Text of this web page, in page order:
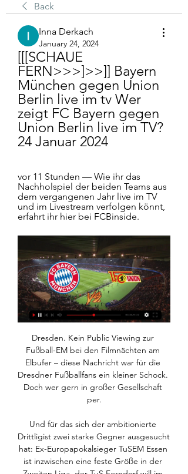
Back
Inna Derkach
January 24, 2024
[[[SCHAUE
FERN>>>]>>]] Bayern
München gegen Union
Berlin live im tv Wer
zeigt FC Bayern gegen
Union Berlin live im TV?
24 Januar 2024
vor 11 Stunden — Wie ihr das
Nachholspiel der beiden Teams aus
dem vergangenen Jahr live im TV
und im Livestream verfolgen könnt,
erfahrt ihr hier bei FCBinside.
Dresden. Kein Public Viewing zur Fußball-EM bei den Filmnächten am Elbufer – diese Nachricht war für die Dresdner Fußballfans ein kleiner Schock. Doch wer gern in großer Gesellschaft per.

Und für das sich der ambitionierte Drittligist zwei starke Gegner ausgesucht hat: Ex-Europapokalsieger TuSEM Essen ist inzwischen eine feste Größe in der Zweiten Liga, der TuS Ferndorf will im.

Spvg. Meiderich 06/95 Tura 88 Duisburg SV RW Mülheim SGP Oberlohberg DJK Vierlinden Rheinland Hamborn Glückauf Möllen Mülheimer FC Vatangücü Genc Osman Duisburg Mülheimer SV 07 SF Hamborn 07 Viktoria Buchholz SW Alstaden Concordia…

PAX bedeutet, die Geschichte der Menschheit als Geschichte des Fortschritts zu begreifen, in der die Revolution Tradition hat. „Es ist wichtig, zur See zu fahren.“ Brechen Sie mit der Sparkasse OÖ Visualisierten Klangwolke 2018 zu neuen Ufern auf und begeben Sie sich auf eine mitreißende Reise durch Vergangenheit, Gegenwart und Zukunft!

Bis zu 30% sparen - u.a. zwei Europapokal-Spiele gratis!Du willst deinen persönlichen Platz im Telekom Dome haben, exklusive Events rum um deine Lieblingsmannschaft erleben und dir dabei noch einen. Angebot gilt bis zum 1.9.2019Zwei Wochen vor dem offiziellen Verkaufsstart könnt ihr ab sofort

[LIVE*] Bayern gegen Union im Live-Stream Thomas vor 1 Stunde — Live im TV und Online-Stream: So könnt ihr die Bundesliga-Partie zwischen Union Berlin und dem FC Bayern München am 5. Spieltag sehen.

Je länger das erste Drittel dauerte, umso ungefährlicher wurden die Angriffsbemühungen der Haie. Dem ERCI gelang es, die Kölner auf den Außenbahnen zu halten. Selbst tauchten sie regelmäßig.

Für Bremen geht es um den Anschluss an die internationalen Startplätze. Für Wetten auf das Schlagerspiel Borussia Dortmund gegen Werder Bremen gibt es zahlreiche Spezialaktionen der Sportwetten Anbieter. Wir erklären Ihnen, wo Sie die Mega-Quoten bekommen. Dortmund geht als Favorit in das Duell mit Bremen.

Alle Infos zu FC Bayern vs. 1. FC Union Berlin 30.11.2023 — FC Union Berlin könnt Ihr am Samstag um 15:30 Uhr beim Pay-TV-Sender Sky live verfolgen. Wie kann ich das Spiel auf fcbayern.com und in der App ...

Siege Enugu Rangers 9 Siege Kwara United 5 Unentschieden: 3 Torverhältnis 19 : 12 Letzte Spiele. 08.05.2019 17:00. Enugu Rangers. Enugu Rangers. 1:0. Kwara.

(Live-PR.com) 'Natürlich wollen wir weiter sportlich und wirtschaftlich gesund wachsen', so das Fazit der Abschluss-Pressekonferenz des HC Erlangen mit Dr. Carsten Bissel, dem Aufsichtsrats-Vorsitzenden und René Selke, HC-Geschäftsführer sowie Kevin Schmidt, dem Sportlichen Leiter der erfolgreichen Franken.

Haarscharf am Finale vorbei! Österreichs größte Erfolg im Fed Cup waren das Erreichen des „Final Four“ in den Jahren 2002 und 2004: Beim Debüt von Kapitän Alfred Tesar schlug Barbara Schwartz in der ersten Runde auswärts gegen die USA Monica Seles in zwei Sätzen, Evelyn Fauth sorgte gegen die verletzte Jennifer Capriati für den.

DSC4ever.de - Die Seite rund um den DSC Arminia Bielefeld. Auf DSC4ever.de bieten wir Ihnen aktuelle News, Spielberichte und Informationen rund um den DSC Arminia Bielefeld. Diskutieren Sie in zahlreichen Themen, in unserer großen Community, rund um den DSC Arminia Bielefeld.

Der erst 16-Jährige Ansu Fait trumpfte in Abwesenheit von Lionel Messi beim FC Barcelona groß auf. Auch in der Champions League gegen Borussia Dortmund könnte ihm eine Schlüsselrolle zufallen.

Spiel- und Sport-Vereine Mureck - sichten Sie alle Firmen und Unternehmen mit Adresse, Telefonnummer und ★ Bewertungen. Das Stadtbranchenbuch für Mureck zeigt Ihnen aktuell ᐅ 100 Einträge.

FC Bayern gegen Union Berlin im TV, Liveticker und vor 2 Stunden — Der FC Bayern trifft auf Union Berlin. TV, Stream oder Ticker – so können Sie das Spiel der Münchner live verfolgen.

Erich Berko kommt für Marvin Mehlem (SV Darmstadt 98) Der zweite Wechsel im Spiel bei unseren Lilien. Berko ersetzt Mehlem reiht sich aber auf der gleichen Position ein.

Bundesliga: Bayern München – Union Berlin live im TV 24.02.2023 — Am 22. Bundesliga-Spieltag treffen zwei Top-Klubs der Liga aufeinander. So sehen Sie Bayern München gegen Union Berlin live im TV und ...

Mit über 300 Orgeln aller Größen und Epochen zählt Hamburg zu den führenden Orgelstädten der Welt. Aus Anlass des 300. Todestages des bedeutenden Hamburger Orgelbauers Arp Schnitger feiert die Freie und Hansestadt das Orgeljahr 2019 mit Konzerten, Führungen, Ausstellungen - und mit der interaktiven Website www.orgelstadt-hamburg.de.

Die Basketballer des FC Bayern verspielen in Valencia fast schon die Chance auf das Viertelfinale im Eurocup. Auch die Brose Baskets Bamberg unterliegen im Duell mit Krasnodar - wenn auch knapp.

Im Jahr 2 der European Trophy wird das Teilnehmerfeld von 18 auf 24 Teams erhöht. Das bestbesetzte Clubturnier in Europa wird mit Teams aus sechs verschiedenen Ländern (Österreich, Finnland, Schweden, Deutschland, Tschechien, Slowakei) …

Soccerstand.com bietet Mannschaftsseiten (z.B. Serbien U19), Bewerbseiten (z.B. Englische Premier League), Kategorieseiten (z.B. Englischer Fußball mit allen neuesten Ergebnissen von vielen englischen Fußballbewerben - von Premier League bis hin zu semi-professionellen Bewerben) und weiters Sportseiten (z.B. Fußballergebnisse mit allen.

FC Bayern - Union Berlin live: So sehen Sie die 10.04.2021 — FC Bayern München vs. 1. FC Union Berlin heute live im TV & Stream: Wer überträgt die Bundesliga? Aktualisiert am 10.04.2021, 09:03 Uhr.

Borussia Dortmund - Werder Brema Bundesliga - 28 settembre 2019 Bundesliga – Segui LIVE su Eurosport l'incontro di Calcio tra Borussia DortErstmals seit 29 Jahren verliert Hypo Niederösterreich den Cup-Thron (Siv). „Die Spielerinnen von Hypo Niederösterreich haben geweint, als wir den Cup-Sieg geholt ha- ben. 29 Jahre lang waren sie un- geschlagen", sagt Karla Ivancok. Sie und thre beiden Schwestern Ines und Lena Sind Handballspie- lerinnen bei den MGA Fivers. Ihr

Auf zum schwarz-gelben Fußballvergnügen! Buchen Sie bei DERTOUR Borussia Dortmund Tickets online und fiebern Sie bei den Heimspielen live im Stadion mit. Wir bieten Ihnen Eintrittskarte und Hotelübernachtung im Reisepaket. Also: Trikot an, Schal um den Hals und die Vereinsfahne geschwungen – Karten für Borussia Dortmund gibt es hier!

Herta Müller - International bekannt geworden ist die rumäniendeutsche Schriftstellerin Herta Müller durch ihren 2009 veröffentlichten Roman „Atemschaukel“, in dem sie die Deportation eines jungen Mannes in ein.... Finde das Event Deiner Wahl bei Reservix - Tickets einfach und bequem online bestellen.

Wie kann ich FC Bayern gegen Union Berlin im TV und vor 11 Stunden — Wie ihr das Nachholspiel der beiden Teams aus dem vergangenen Jahr live im TV und im Livestream verfolgen könnt, erfahrt ihr hier bei FCBinside.

USV Atzenbrugg - USC Schweiggers 0:2 Ein Tag vor dem Abflug nach Georgien zum Rapid-Spiel mussten man den Abschied natürlich feiern. Nicht aber in Form von einer Party, sondern eines Grounds.

"Hmmmm Schwenningen vs Mannheim 6-1 Mannheim vs Iserlohn 5-7 Haie vs Mannheim 2-1 OT Mannheim vs Krefeld 3-6 oder mit den Worten unserer PR Abteilung "keiner kassiert so wenig Tore gegen Mannheim wie die Haie !"". "So sehen wir.

Berlin (dpa/bb) – Die Eisbären Berlin können sich in der Deutschen Eishockey Liga (DEL) weiter auf ihre Heimstärke verlassen. Am Sonntagabend besiegten sie die Nürnberg Ice Tigers mit 6:2 (1:1, 1:0, 4:1) und gewannen damit auch ihr fünftes Saisonspiel in eigener Halle. In einer zerfahrenen Begegnung hatten die Berliner ein deutliches.

Marvin Vogel,Tom Reev 00ay5IQVYO31RuQ7ZBH65y EDM Embassy Die Australierin - Von Hamburg nach Sydney, Teil 262 Ulrike Renk 20180511 00bjgAoHMidZEiqGVZ04Os Aufbau Verlag NY Dark Blue Oxytronix 00cQafoswM1CGdK9JBfu4S Kanakland Records Tube Riding - Radio Edit Andreas Cremer,Philipp Handke Traumton 00d9gV4PPP9FyLAUFZTqkp We Love House Save a Prayer John Taylor James Alleman & …

Unser neuester Infoletter ist online. Schauen Sie rein! Abonnieren . Personal Training. Wir bieten in den Studios Dübendorf, Zürich Tiefenbrunnen, Zürich Central und Meilen Personal Training an. Weitere Informationen . Group-Fitness-Events. 10.11.2019 Wädenswil Gelbbandagen-Workshop .

FC Bayern München: Wo läuft FCB vs. Union Berlin heute 02.12.2023 — Der FC Bayern München empfängt zum 13. Spieltag der Bundesliga am heutigen Samstag Union Berlin. Doch wo läuft die Partie überhaupt im TV ...

Products on sale from our Online Shop. Sale!. Schaffhauser­strasse 120 8057 Zürich. Openinghours Mon - Fri 9.00 Uhr - 18.30 Saturday 9.00 Uhr - 16.00. Tele­fon +41 44 363 11 63 Email info@nishishop.ch. Nishi Japan Shop 2. Falkenstrasse 26 8008 Zürich.

FC Bayern München - Union Berlin im TV und Livestream vor 2 Tagen — Der Sender zeigt am 1., 17. und 18. Spieltag je eine Begegnung live im TV. DAZN zeigt dahingegen alle Freitagsspiele, die in der Regel um 20.30 ...

Wien. Arztsuche Barrierefrei. Quick Links. Notdienste . In dringenden Fällen wenden Sie sich bitte telefonisch an den Ärztenotdienst unter 141. Verbinden Sie sich mit uns: Verbinden Sie sich mit uns: Österreichische Ärztekammer, Weihburggasse 10-12, A-1010 Wien, Tel: 01-51406-0 .

6 Immobilien zum Kauf in Gralla. Auf der Karte von Gralla können Sie Ihre Suche weiter verfeinern. Diese Gewerbeimmobilie im Einkaufszentrum wurde 2009 errichtet und ist seit Anbeginn an...

FC Bayern München gegen 1. FC Union Berlin heute live 26.02.2023 — Bundesliga Übertragung: Wer zeigt Bayern München gegen Union Berlin live im TV und Stream? Am 22. Spieltag der Bundesliga kommt es zum Duell ...

Sonntag, 19. Oktober 2014 / Nr. 42 Zentralschweiz am Sonntag Regionalsport 29 «Playoffs müssen das Ziel sein» VOLLEYBALL Beim NLA-Frau-enteam des FC Luzern ist nicht

Der VfL Wolfsburg und der FC Bayern München stehen im Viertelfinale der UEFA Women´s Champions League. Nach den klaren Hinspielsiegen ging es in den Rückspielen allerdings ein wenig knapper zur …

Eishockey Ergebnisse d